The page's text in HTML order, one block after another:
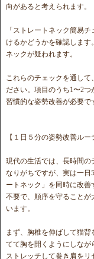
向があると考えられます。
「ストレートネック簡易
けるかどうかを確認します
ネックが疑われます。
これらのチェックを通して
ださい。項目のうち1〜2つ
習慣的な姿勢改善が必要で
【１日５分の姿勢改善ルー
現代の生活では、長時間の
なりがちですが、実は一日
ートネック」を同時に改
不要で、順序を守ること
います。
まず、胸椎を伸ばして猫
てて胸を開くようにしなが
ストレッチして巻き肩を